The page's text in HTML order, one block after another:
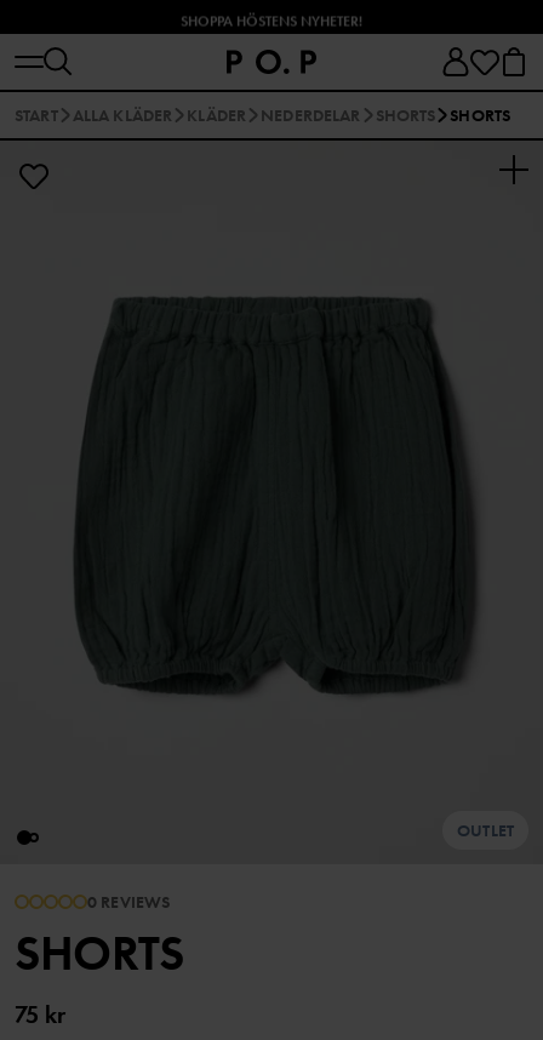
SHOPPA HÖSTENS NYHETER!
START ALLA KLÄDER KLÄDER NEDERDELAR SHORTS SHORTS
OUTLET
0 REVIEWS
SHORTS
75 kr